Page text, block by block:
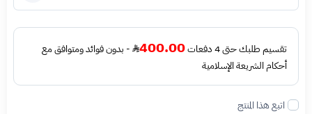
تقسيم طلبك حتى 4 دفعات 400.00
- بدون فوائد ومتوافق مع
أحكام الشريعة الإسلامية
اتبع هذا المنتج